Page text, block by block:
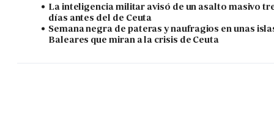
La inteligencia militar avisó de un asalto masivo
días antes del de Ceuta
Semana negra de pateras y naufragios en unas
Baleares que miran a la crisis de Ceuta